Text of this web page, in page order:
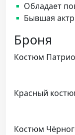
Обладает
Бывшая
Броня
Костюм
Красный
Костюм